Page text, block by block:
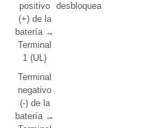
positivo
(+) de la
batería →
Terminal
1 (UL)
Terminal
negativo
(-) de la
batería →
desbloquea